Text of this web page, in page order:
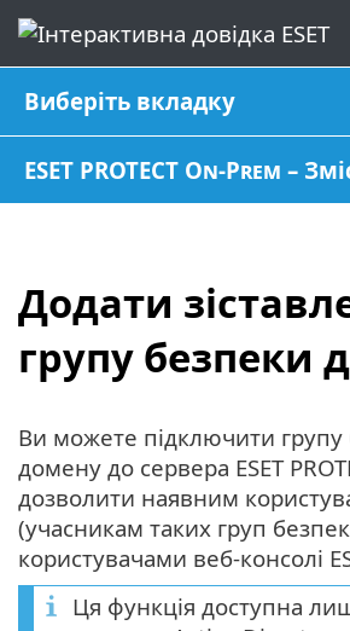
Виберіть вкладку
ESET PROTECT On-Prem –
Додати
групу безпеки
Ви можете підключити групу
домену до сервера ESET
дозволити наявним
(учасникам таких груп
користувачами веб-консолі
Ця функція доступна